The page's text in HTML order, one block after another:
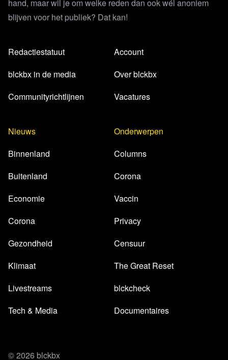
hand, maar wil je om welke reden dan ook wél anoniem
blijven voor het publiek? Dat kan!
Redactiestatuut
blckbx in de media
Communityrichtlijnen
Account
Over blckbx
Vacatures
Nieuws
Binnenland
Buitenland
Economie
Corona
Gezondheid
Klimaat
Livestreams
Tech & Media
Onderwerpen
Columns
Corona
Vaccin
Privacy
Censuur
The Great Reset
blckcheck
Documentaires
© 2026 blckbx